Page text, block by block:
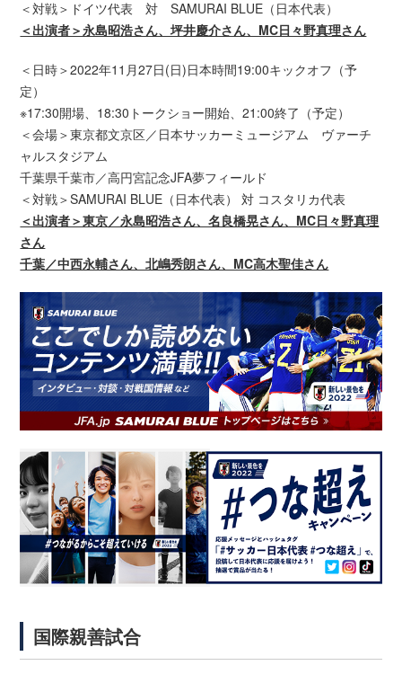
＜対戦＞ドイツ代表 対 SAMURAI BLUE（日本代表）
＜出演者＞永島昭浩さん、坪井慶介さん、MC日々野真理さん
＜日時＞2022年11月27日(日)日本時間19:00キックオフ（予
定）
※17:30開場、18:30トークショー開始、21:00終了（予定）
＜会場＞東京都文京区／日本サッカーミュージアム ヴァーチ
ャルスタジアム
千葉県千葉市／高円宮記念JFA夢フィールド
＜対戦＞SAMURAI BLUE（日本代表） 対 コスタリカ代表
＜出演者＞東京／永島昭浩さん、名良橋晃さん、MC日々野真理
さん
千葉／中西永輔さん、北嶋秀朗さん、MC高木聖佳さん
国際親善試合